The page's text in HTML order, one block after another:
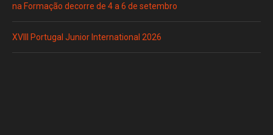
na Formação decorre de 4 a 6 de setembro
XVIII Portugal Junior International 2026